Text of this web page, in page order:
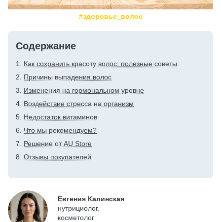
#здоровье_волос
Содержание
Как сохранить красоту волос: полезные советы
Причины выпадения волос
Изменения на гормональном уровне
Воздействие стресса на организм
Недостаток витаминов
Что мы рекомендуем?
Решение от AU Store
Отзывы покупателей
Евгения Калинская
нутрициолог,
косметолог